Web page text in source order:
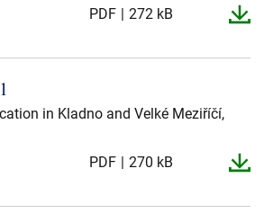
PDF 272 kB
in Kladno and Velké Meziříčí,
PDF 270 kB